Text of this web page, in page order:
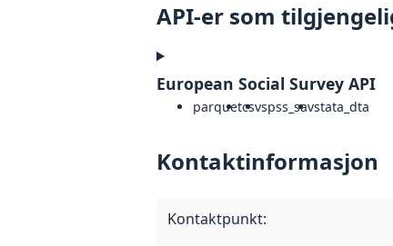
API-er som
European Social Survey API
parquetcsvspss_savstata_dta
Kontaktinformasjon
Kontaktpunkt: